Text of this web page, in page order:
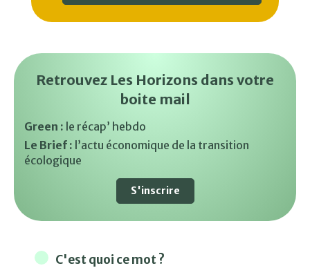
Retrouvez Les Horizons dans votre
boite mail
Green : le récap’ hebdo
Le Brief : l’actu économique de la transition
écologique
S'inscrire
C'est quoi ce mot ?